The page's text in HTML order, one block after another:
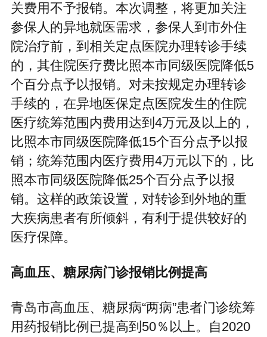
关费用不予报销。本次调整，将更加关注
参保人的异地就医需求，参保人到市外住
院治疗前，到相关定点医院办理转诊手续
的，其住院医疗费比照本市同级医院降低5
个百分点予以报销。对未按规定办理转诊
手续的，在异地医保定点医院发生的住院
医疗统筹范围内费用达到4万元及以上的，
比照本市同级医院降低15个百分点予以报
销；统筹范围内医疗费用4万元以下的，比
照本市同级医院降低25个百分点予以报
销。这样的政策设置，对转诊到外地的重
大疾病患者有所倾斜，有利于提供较好的
医疗保障。
高血压、糖尿病门诊报销比例提高
青岛市高血压、糖尿病“两病”患者门诊统筹
用药报销比例已提高到50％以上。自2020